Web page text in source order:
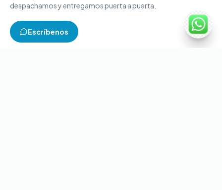
despachamos y entregamos puerta a puerta.
Escríbenos